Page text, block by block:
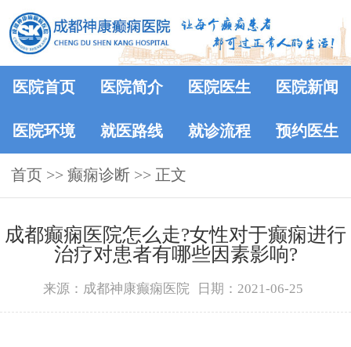
医院首页 医院简介 医院医生 医院新闻
医院环境 就医路线 就诊流程 预约医生
首页 >> 癫痫诊断 >> 正文
成都癫痫医院怎么走?女性对于癫痫进行
治疗对患者有哪些因素影响?
来源：成都神康癫痫医院 日期：2021-06-25